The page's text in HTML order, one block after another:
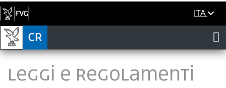
ITA
LEGGI E REGOLAMENTI